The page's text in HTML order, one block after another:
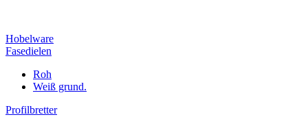
Hobelware
Fasedielen
Roh
Weiß grund.
Profilbretter